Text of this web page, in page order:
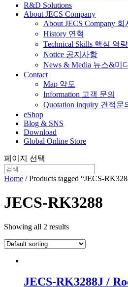
R&D Solutions
About JECS Company
About JECS Company 회
History 연혁
Technical Skills 핵심 역량
Notice 공지사항
News & Media 뉴스&미
Contact
Map 약도
Information 고객 문의
Quotation inquiry 견적문
eShop
Blog & SNS
Download
Global Online Store
페이지 선택
Home / Products tagged “JECS-
JECS-RK3288
Showing all 2 results
JECS-RK3288J /